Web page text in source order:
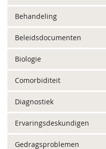
Behandeling
Beleidsdocumenten
Biologie
Comorbiditeit
Diagnostiek
Ervaringsdeskundigen
Gedragsproblemen